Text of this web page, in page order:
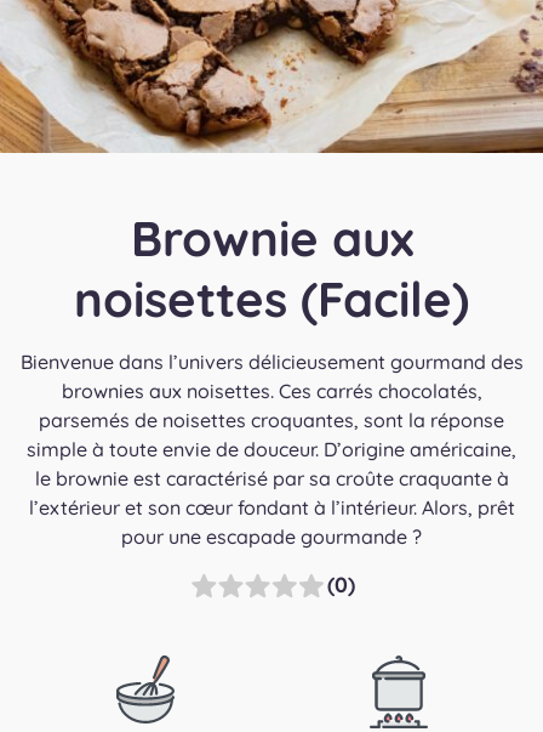
SOUMETTRE UNE RECETTE
BOUTIQUE
Brownie aux
noisettes (Facile)
Bienvenue dans l’univers délicieusement gourmand des
brownies aux noisettes. Ces carrés chocolatés,
parsemés de noisettes croquantes, sont la réponse
simple à toute envie de douceur. D’origine américaine,
le brownie est caractérisé par sa croûte craquante à
l’extérieur et son cœur fondant à l’intérieur. Alors, prêt
pour une escapade gourmande ?
(0)